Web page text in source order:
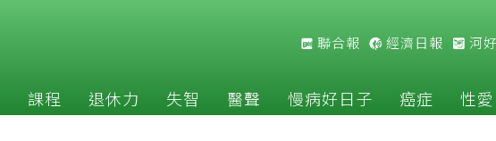
聯合報 經濟日報 河
課程 退休力 失智 醫聲 慢病好日子 癌症 性愛